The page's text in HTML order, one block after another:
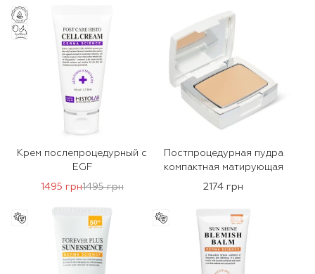
Крем послепроцедурный с
EGF
1495 грн1495 грн
Постпроцедурная пудра
компактная матирующая
2174 грн